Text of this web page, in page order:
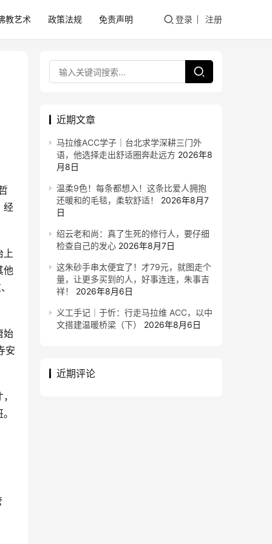
教艺术 政策法规 免责声明 登录 注册
经
上
他
始
安
近期文章
马拉维ACC学子｜台北求学深耕三门外
语，他选择走出舒适圈奔赴远方 2026年8
月8日
温柔9色！每条都想入！这条比爱人拥抱
还暖和的毛毯，柔软舒适！
2026年8月7
日
绍云老和尚：真了生死的修行人，要仔细
检查自己的发心 2026年8月7日
这朱砂手串太便宜了！才79元，就图走个
量，让更多买到的人，好事连连，朱事吉
祥！
2026年8月6日
义工手记｜于忻：行走马拉维 ACC，以中
文搭建温暖桥梁（下）
2026年8月6日
近期评论